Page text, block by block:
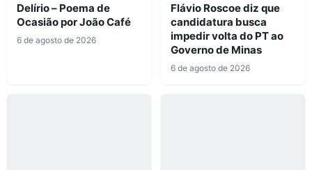
Delírio – Poema de
Ocasião por João Café
6 de agosto de 2026
Flávio Roscoe diz que
candidatura busca
impedir volta do PT ao
Governo de Minas
6 de agosto de 2026